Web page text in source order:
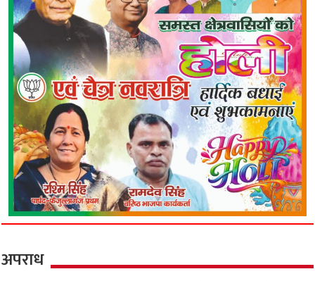
अपराध